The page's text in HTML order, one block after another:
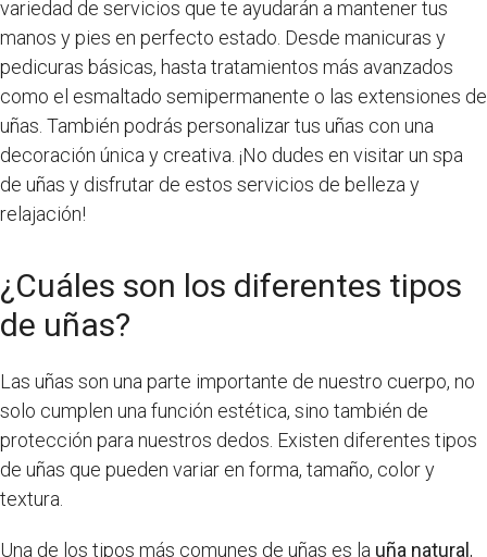
variedad de servicios que te ayudarán a mantener tus
manos y pies en perfecto estado. Desde manicuras y
pedicuras básicas, hasta tratamientos más avanzados
como el esmaltado semipermanente o las extensiones de
uñas. También podrás personalizar tus uñas con una
decoración única y creativa. ¡No dudes en visitar un spa
de uñas y disfrutar de estos servicios de belleza y
relajación!
¿Cuáles son los diferentes tipos
de uñas?
Las uñas son una parte importante de nuestro cuerpo, no
solo cumplen una función estética, sino también de
protección para nuestros dedos. Existen diferentes tipos
de uñas que pueden variar en forma, tamaño, color y
textura.
Una de los tipos más comunes de uñas es la uña natural,